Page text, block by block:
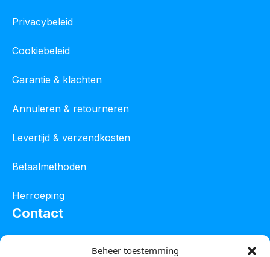
Beheer toestemming
Privacybeleid
Cookiebeleid
Garantie & klachten
Annuleren & retourneren
Levertijd & verzendkosten
Betaalmethoden
Herroeping
Contact